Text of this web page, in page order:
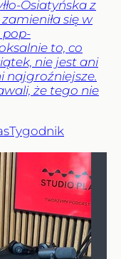
Osiatyńska z
się w
pop-
to, co
nie jest ani
najgroźniejsze.
że tego nie
Tygodnik